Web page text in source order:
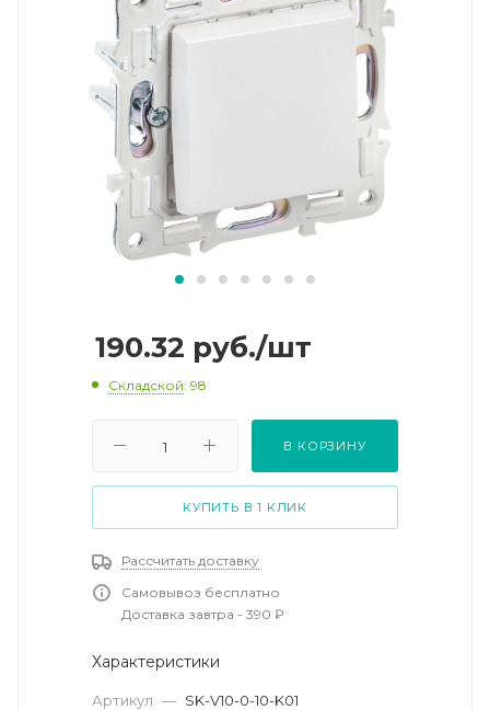
190.32 руб./шт
Складской: 98
В КОРЗИНУ
КУПИТЬ В 1 КЛИК
Рассчитать доставку
Самовывоз бесплатно
Доставка завтра - 390 ₽
Характеристики
Артикул — SK-V10-0-10-K01